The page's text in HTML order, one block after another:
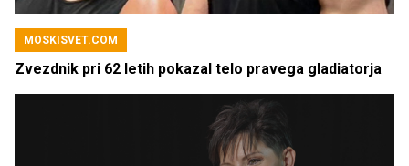
MOSKISVET.COM
Zvezdnik pri 62 letih pokazal telo pravega gladiatorja